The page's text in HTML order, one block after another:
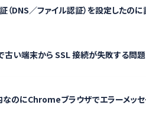
（DNS／ファイル認証）を設定したの
古い端末から SSL 接続が失敗する問
のにChromeブラウザでエラーメッ